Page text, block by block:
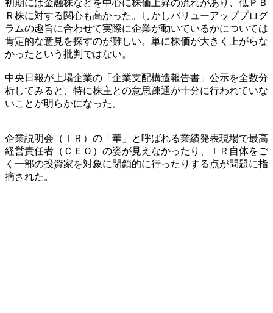
初期には金融株などを中心に株価上昇の流れがあり、低ＰＢ
Ｒ株に対する関心も高かった。しかしバリューアッププログ
ラムの趣旨に合わせて実際に企業が動いているかについては
肯定的な意見を探すのが難しい。単に株価が大きく上がらな
かったという批判ではない。
中央日報が上場企業の「企業支配構造報告書」公示を全数分
析してみると、特に株主との意思疎通が十分に行われていな
いことが明らかになった。
企業説明会（ＩＲ）の「華」と呼ばれる業績発表現場で最高
経営責任者（ＣＥＯ）の姿が見えなかったり、ＩＲ自体をご
く一部の投資家を対象に閉鎖的に行ったりする点が問題に指
摘された。